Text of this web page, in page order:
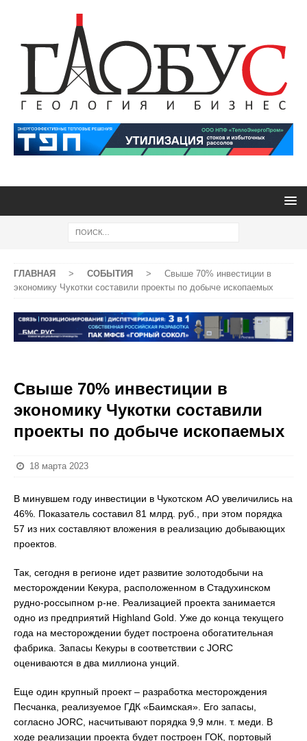
ГЛАВНАЯ > СОБЫТИЯ >
Свыше 70% инвестиции в
экономику Чукотки составили проекты по добыче ископаемых
Свыше 70% инвестиции в
экономику Чукотки составили
проекты по добыче ископаемых
18 марта 2023
В минувшем году инвестиции в Чукотском АО увеличились на
46%. Показатель составил 81 млрд. руб., при этом порядка
57 из них составляют вложения в реализацию добывающих
проектов.
Так, сегодня в регионе идет развитие золотодобычи на
месторождении Кекура, расположенном в Стадухинском
рудно-россыпном р-не. Реализацией проекта занимается
одно из предприятий Highland Gold. Уже до конца текущего
года на месторождении будет построена обогатительная
фабрика. Запасы Кекуры в соответствии с JORC
оцениваются в два миллиона унций.
Еще один крупный проект – разработка месторождения
Песчанка, реализуемое ГДК «Баимская». Его запасы,
согласно JORC, насчитывают порядка 9,9 млн. т. меди. В
ходе реализации проекта будет построен ГОК, портовый